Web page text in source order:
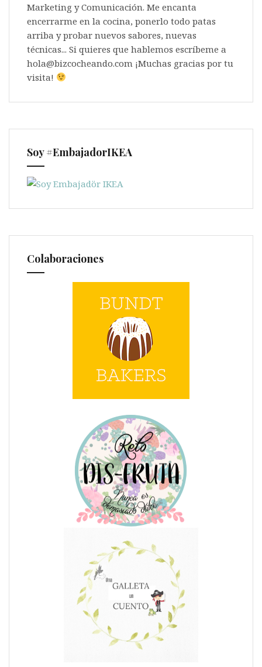
Marketing y Comunicación. Me encanta
encerrarme en la cocina, ponerlo todo patas
arriba y probar nuevos sabores, nuevas
técnicas... Si quieres que hablemos escríbeme a
hola@bizcocheando.com ¡Muchas gracias por tu
visita!
Soy #EmbajadorIKEA
Colaboraciones